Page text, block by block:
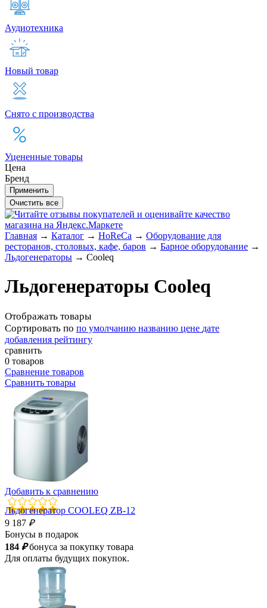
Аудиотехника
Новый товар
Снято с производства
Уцененные товары
Цена
Бренд
Главная → Каталог → HoReCa → Оборудование для
ресторанов, столовых, кафе, баров → Барное оборудование →
Льдогенераторы → Cooleq
Льдогенераторы Cooleq
Отображать товары
Сортировать по по умолчанию названию цене дате
добавления рейтингу
сравнить
0 товаров
Сравнение товаров
Сравнить товары
Добавить к сравнению
Льдогенератор COOLEQ ZB-12
9 187 ₽
Бонусы в подарок
184 ₽бонуса за покупку товара
Для оплаты будущих покупок.